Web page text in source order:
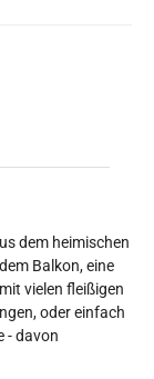
dem heimischen
Balkon, eine
vielen fleißigen
oder einfach
- davon